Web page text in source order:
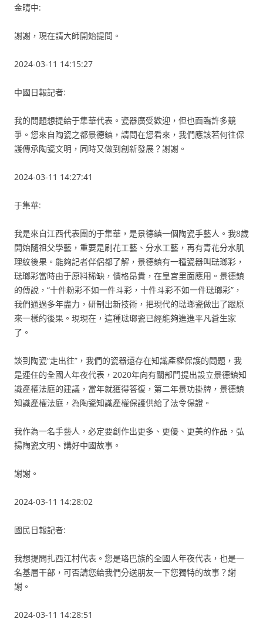
金晴中:
謝謝，現在請大師開始提問。
2024-03-11 14:15:27
中國日報記者:
我的問題想提給于集華代表。瓷器廣受歡迎，但也面臨許多競
爭。您來自陶瓷之都景德鎮，請問在您看來，我們應該若何往保
護傳承陶瓷文明，同時又做到創新發展？謝謝。
2024-03-11 14:27:41
于集華:
我是來自江西代表團的于集華，是景德鎮一個陶瓷手藝人。我8歲
開始隨祖父學藝，重要是刷花工藝、分水工藝，再有青花分水肌
理紋後果。能夠記者伴侶都了解，景德鎮有一種瓷器叫琺瑯彩，
琺瑯彩當時由于原料稀缺，價格昂貴，在皇宮里面應用。景德鎮
的傳說，“十件粉彩不如一件斗彩，十件斗彩不如一件琺瑯彩”，
我們通過多年盡力，研制出新技術，把現代的琺瑯瓷做出了跟原
來一樣的後果。現現在，這種琺瑯瓷已經能夠進進平凡蒼生家
了。
談到陶瓷“走出往”，我們的瓷器還存在知識產權保護的問題，我
是連任的全國人年夜代表，2020年向有關部門提出設立景德鎮知
識產權法庭的建議，當年就獲得答復，第二年景功掛牌，景德鎮
知識產權法庭，為陶瓷知識產權保護供給了法令保證。
我作為一名手藝人，必定要創作出更多、更優、更美的作品，弘
揚陶瓷文明、講好中國故事。
謝謝。
2024-03-11 14:28:02
國民日報記者:
我想提問扎西江村代表。您是珞巴族的全國人年夜代表，也是一
名基層干部，可否請您給我們分送朋友一下您獨特的故事？謝
謝。
2024-03-11 14:28:51